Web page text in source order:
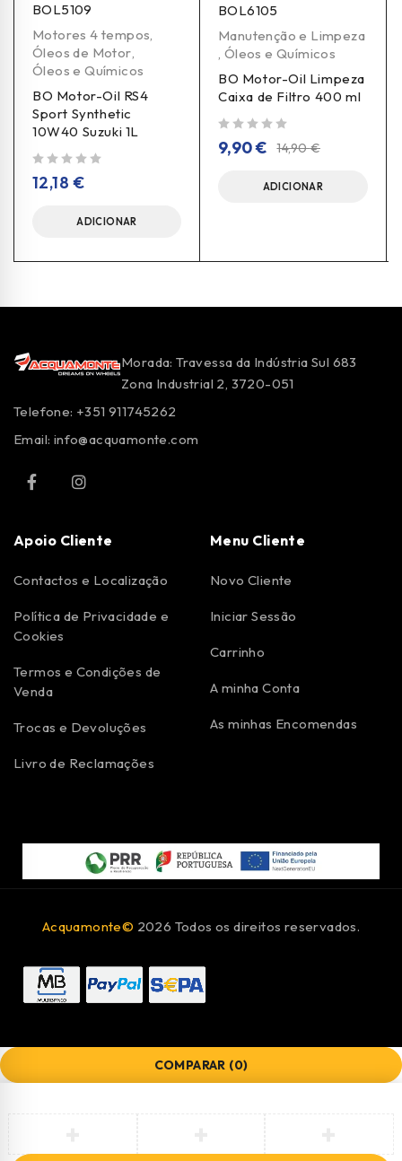
BOL5109
Motores 4 tempos,
Óleos de Motor,
Óleos e Químicos
BO Motor-Oil RS4
Sport Synthetic
10W40 Suzuki 1L
12,18€
ADICIONAR
BOL6105
Manutenção e Limpeza
, Óleos e Químicos
BO Motor-Oil Limpeza
Caixa de Filtro 400 ml
14,90€
9,90€
ADICIONAR
Morada: Travessa da Indústria Sul 683
Zona Industrial 2, 3720-051
Telefone: +351 911745262
Email: info@acquamonte.com
Apoio Cliente
Contactos e Localização
Política de Privacidade e
Cookies
Termos e Condições de
Venda
Trocas e Devoluções
Livro de Reclamações
Menu Cliente
Novo Cliente
Iniciar Sessão
Carrinho
A minha Conta
As minhas Encomendas
Acquamonte© 2026 Todos os direitos reservados.
COMPARAR (0)